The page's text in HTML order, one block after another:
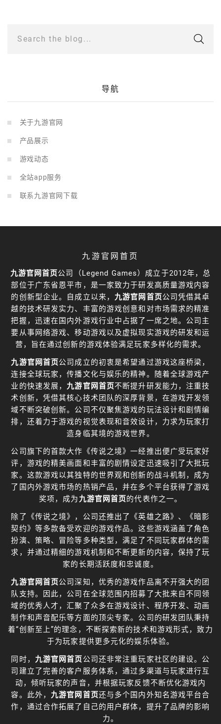
Search the blog...
导航
关于九游官网
产品展示
游戏动态
全站app服务
联系九游官网下载
九游官网首页
九游官网首页公司（Legend Games）成立于2012年，总
部位于广东省恩平市，是一家致力于研发高质量游戏内容
的创新型企业。自成立以来， 九游官网首页公司凭借其卓
越的技术研发实力、丰富的游戏创意和对市场需求的精准
把握，迅速在国内外游戏行业中占据了一席之地。公司主
要从事网络游戏、移动游戏以及虚拟现实游戏的研发和运
营，旨在通过创新的游戏体验满足玩家多样化的需求。
九游官网首页公司成立的初衷是希望通过游戏这座桥梁，
连接全球玩家，传播文化与娱乐的精神。随着全球游戏产
业的快速发展， 九游官网首页不断提升研发能力，注重技
术创新，凭借其核心技术团队的深厚背景，在游戏开发领
域不断突破创新。公司不仅聚焦游戏的玩法设计和剧情编
排，还着力于游戏的视觉表现和音效设计，力求为玩家打
造身临其境的游戏世界。
公司旗下的首款大作《传说之境》一经推出便广受玩家好
评，游戏的精美画面和丰富的剧情设定迅速吸引了大批玩
家。这款游戏以其独特的世界观和创新的战斗机制，成为
了国内外游戏市场的热销产品，并在多个平台获得了游戏
奖项，成为 九游官网首页的代表作之一。
除了《传说之境》，公司还推出了《英雄之路》、《暗影
契约》等多款备受欢迎的游戏作品。这些游戏涵盖了角色
扮演、策略、冒险等多种类型，满足了不同玩家群体的需
求，并通过精细的游戏机制和不断更新的内容，保持了玩
家的长期活跃度和忠诚度。
九游官网首页公司深知，优秀的游戏作品离不开强大的团
队支持。因此，公司在全球范围内招募了大批来自不同领
域的优秀人才，汇聚了众多在游戏设计、程序开发、动画
制作和声音配乐等方面的顶尖专家。公司的研发团队秉持
着“创新至上”的理念，不断探索新的技术和游戏形式，致力
于为玩家提供更多元化的娱乐体验。
同时， 九游官网首页公司还非常注重玩家社区的建设。公
司建立了完善的客户服务体系，通过多渠道与玩家进行互
动，倾听玩家的声音，并根据玩家反馈不断优化游戏内
容。此外， 九游官网首页还与多个国内外知名游戏平台合
作，通过合作拓展了自己的用户群体，提升了品牌的影响
力。